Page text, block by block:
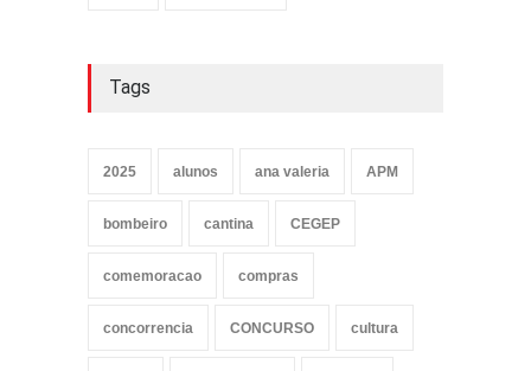
Tags
2025 alunos ana valeria APM
bombeiro cantina CEGEP
comemoracao compras
concorrencia CONCURSO cultura